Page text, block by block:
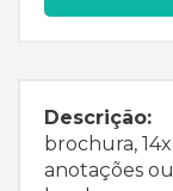
Descrição:
brochura,
anotações